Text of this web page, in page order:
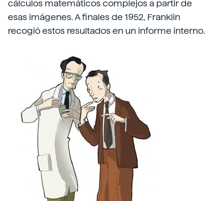
cálculos matemáticos complejos a partir de
esas imágenes. A finales de 1952, Franklin
recogió estos resultados en un informe interno.